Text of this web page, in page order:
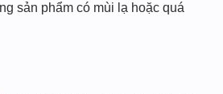
sản phẩm có mùi lạ hoặc quá